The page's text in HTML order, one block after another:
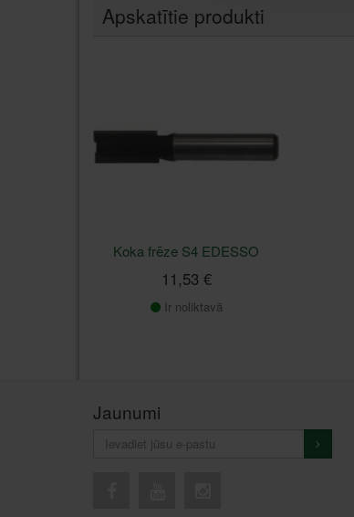
Apskatītie produkti
Koka frēze S4 EDESSO
11,53 €
Ir noliktavā
Jaunumi